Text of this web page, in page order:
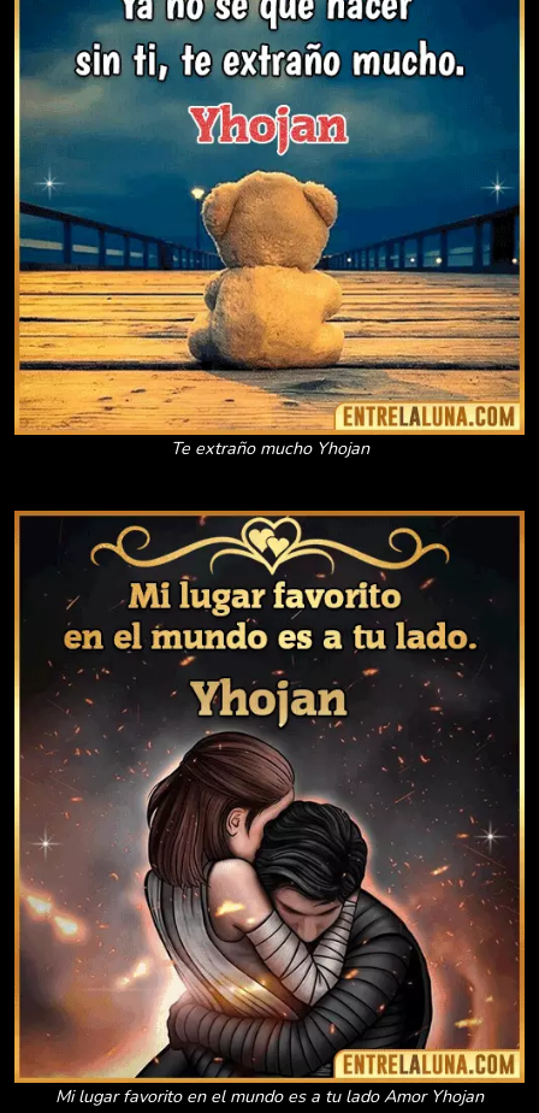
Te extraño mucho Yhojan
Mi lugar favorito en el mundo es a tu lado Amor Yhojan